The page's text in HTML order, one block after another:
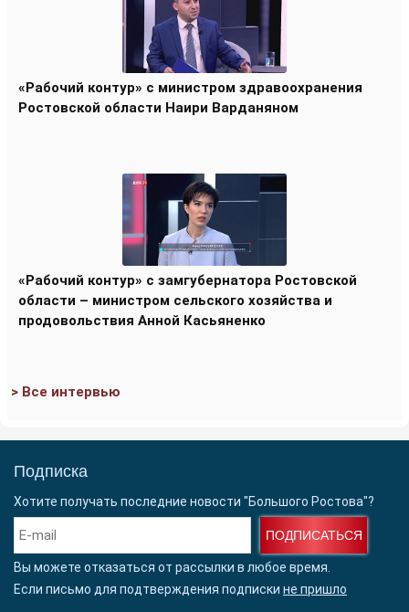
«Рабочий контур» с министром здравоохранения
Ростовской области Наири Варданяном
«Рабочий контур» с замгубернатора Ростовской
области – министром сельского хозяйства и
продовольствия Анной Касьяненко
> Все интервью
Подписка
Хотите получать последние новости "Большого Ростова"?
ПОДПИСАТЬСЯ
Вы можете отказаться от рассылки в любое время.
Если письмо для подтверждения подписки не пришло